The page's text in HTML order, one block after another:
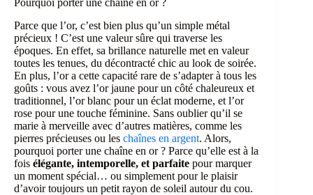
Parce que l’or, c’est bien plus qu’un simple métal
précieux ! C’est une valeur sûre qui traverse les
époques. En effet, sa brillance naturelle met en valeur
toutes les tenues, du décontracté chic au look de soirée.
En plus, l’or a cette capacité rare de s’adapter à tous les
goûts : vous avez l’or jaune pour un côté chaleureux et
traditionnel, l’or blanc pour un éclat moderne, et l’or
rose pour une touche féminine. Sans oublier qu’il se
marie à merveille avec d’autres matières, comme les
pierres précieuses ou les chaînes en argent. Alors,
pourquoi porter une chaîne en or ? Parce qu’elle est à la
fois élégante, intemporelle, et parfaite pour marquer
un moment spécial… ou simplement pour le plaisir
d’avoir toujours un petit rayon de soleil autour du cou.